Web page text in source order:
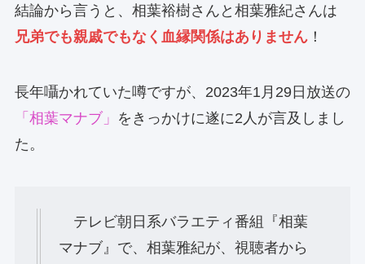
結論から言うと、相葉裕樹さんと相葉雅紀さんは
兄弟でも親戚でもなく血縁関係はありません！
長年囁かれていた噂ですが、2023年1月29日放送の
「相葉マナブ」 をきっかけに遂に2人が言及しまし
た。
テレビ朝日系バラエティ番組『相葉
マナブ』で、相葉雅紀が、視聴者から